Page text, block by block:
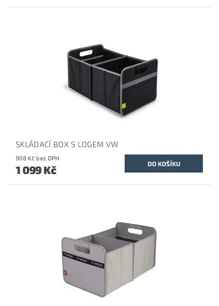
SKLÁDACÍ BOX S LOGEM VW
908 Kč bez DPH
1 099 Kč